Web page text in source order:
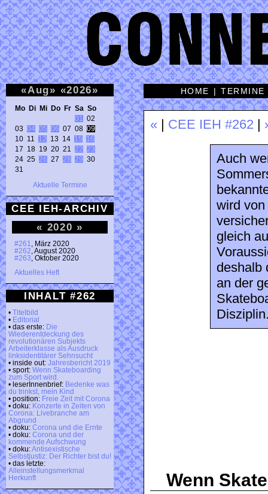
«Aug» «2026»
Mo Di Mi Do Fr Sa So
01
02
03 04 05 06 07 08 09
10 11 12 13 14 15
16
17 18 19 20 21 22
23
24 25 26 27 28 29 30
31
Aktuelle Termine
CEE IEH-ARCHIV
« 2020 »
#261
, März 2020
#262 , August 2020
#263 , Oktober 2020
Aktuelles Heft
INHALT #262
• Titelbild
• Editorial
• das erste: Die
Wiederentdeckung des
revolutionären Subjekts
Arbeiterklasse als Ausdruck
linksidentitärer Sehnsucht
• inside out: Jahresbericht 2019
• sport: Wenn Skateboarding
zum Sport wird.
• leserInnenbrief: Bedenke was
du trinkst, mein Kind
• position: Freie Zeit mit Corona
• doku: Konzerte in Zeiten von
Corona: Livebranche am
Abgrund
• doku: Corona und die Ernte
• doku: Corona und der
kommende Aufschwung
• doku:Antisexistische
Selbstjustiz: Der Richter bist du!
• das letzte:
Alleinstellungsmerkmal
Herkunft
HOME |TERMINE
« CEE IEH #262
Auch
wird
gleich
deshalb
an der
Wenn